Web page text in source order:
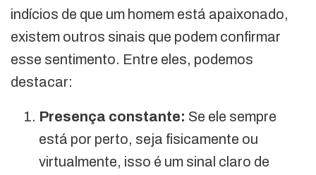
indícios de que um homem está apaixonado,
existem outros sinais que podem confirmar
esse sentimento. Entre eles, podemos
destacar:
Presença constante: Se ele sempre
está por perto, seja fisicamente ou
virtualmente, isso é um sinal claro de